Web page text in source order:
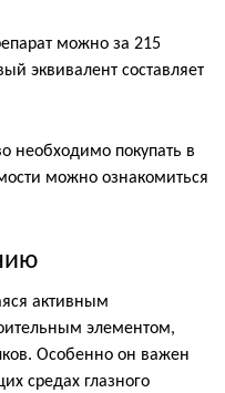
можно за 215
эквивалент составляет
необходимо покупать в
можно ознакомиться
активным
элементом,
Особенно он важен
средах глазного